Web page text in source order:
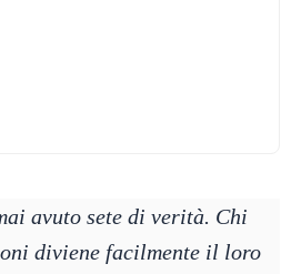
avuto sete di verità. Chi
diviene facilmente il loro